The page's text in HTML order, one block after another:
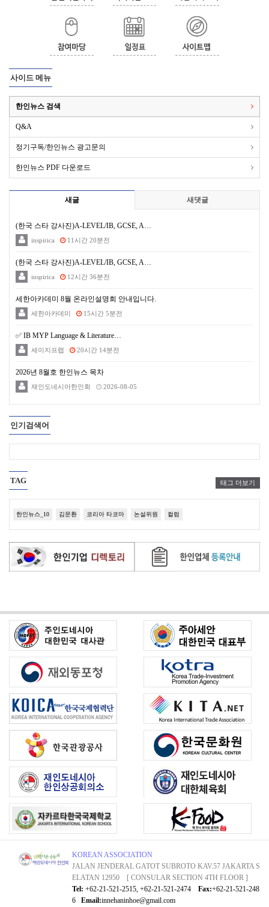
사이드 메뉴
한인뉴스 검색
Q&A
정기구독/한인뉴스 광고문의
한인뉴스 PDF 다운로드
새글 새댓글
(한국 스타 강사진)A-LEVEL/IB, GCSE, A…
inspirica 11시간 20분전
(한국 스타 강사진)A-LEVEL/IB, GCSE, A…
inspirica 12시간 36분전
세한아카데미 8월 온라인설명회 안내입니다.
세한아카데미 15시간 5분전
✅ IB MYP Language & Literature…
세이지프랩 20시간 14분전
2026년 8월호 한인뉴스 목차
재인도네시아한인회 2026-08-05
인기검색어
TAG 태그 더보기
한인뉴스_10 김문환 코리아 타코마 논설위원 컬럼
KOREAN ASSOCIATION
JALAN JENDERAL GATOT SUBROTO KAV.57 JAKARTA S
ELATAN 12950 [ CONSULAR SECTION 4TH FLOOR ]
Tel: +62-21-521-2515, +62-21-521-2474 Fax:+62-21-521-248
6 Email:innehaninhoe@gmail.com